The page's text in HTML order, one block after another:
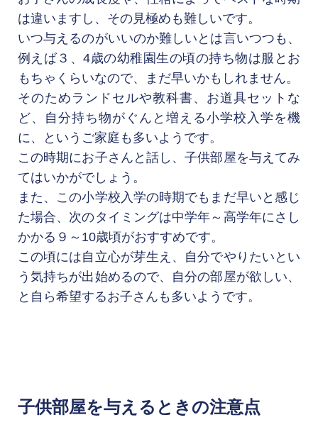
は違いますし、その見極めも難しいです。
いつ与えるのがいいのか難しいとは言いつつも、
例えば３、4歳の幼稚園生の頃の持ち物は服とお
もちゃくらいなので、まだ早いかもしれません。
そのためランドセルや教科書、お道具セットな
ど、自分持ち物がぐんと増える小学校入学を機
に、というご家庭も多いようです。
この時期にお子さんと話し、子供部屋を与えてみ
てはいかがでしょう。
また、この小学校入学の時期でもまだ早いと感じ
た場合、次のタイミングは中学年～高学年にさし
かかる９～10歳頃がおすすめです。
この頃には自立心が芽生え、自分でやりたいとい
う気持ちが出始めるので、自分の部屋が欲しい、
子供部屋を与えるときの注意点